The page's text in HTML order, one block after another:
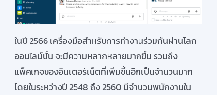
ในปี 2566 เครื่องมือสำหรับการทำงานร่วมกันผ่านโลก
ออนไลน์นั้น จะมีความหลากหลายมากขึ้น รวมถึง
แพ็คเกจของอินเตอร์เน็ตที่เพิ่มขึ้นอีกเป็นจำนวนมาก
โดยในระหว่างปี 2548 ถึง 2560 มีจำนวนพนักงานใน